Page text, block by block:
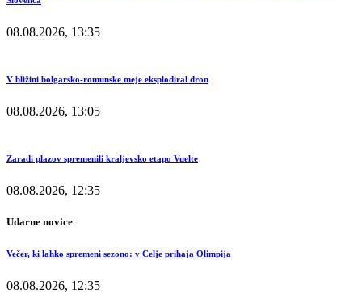
08.08.2026, 13:35
V bližini bolgarsko-romunske meje eksplodiral dron
08.08.2026, 13:05
Zaradi plazov spremenili kraljevsko etapo Vuelte
08.08.2026, 12:35
Udarne novice
Večer, ki lahko spremeni sezono: v Celje prihaja Olimpija
08.08.2026, 12:35